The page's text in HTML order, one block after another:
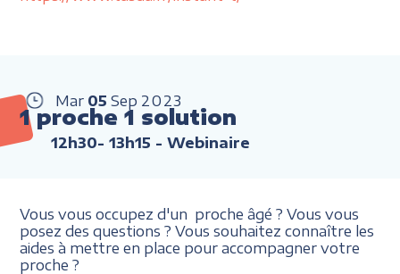
Mar 05 Sep 2023
1 proche 1 solution
12h30- 13h15 - Webinaire
Vous vous occupez d'un proche âgé ? Vous vous
posez des questions ? Vous souhaitez connaître les
aides à mettre en place pour accompagner votre
proche ?